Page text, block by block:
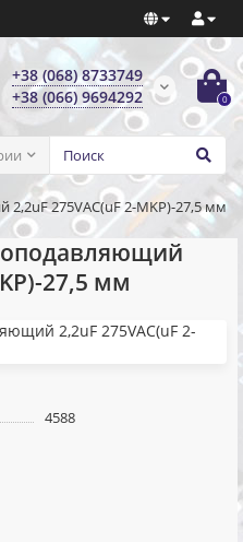
+38 (068) 8733749
+38 (066) 9694292
0
275VAC(uF 2-MKP)-27,5 мм
27,5 мм
4588